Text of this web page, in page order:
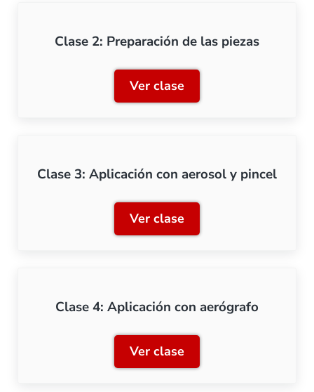
Clase 2: Preparación de las piezas
Ver claseClase 2: Preparación de
Clase 3: Aplicación con aerosol y pincel
Ver claseClase 3: Aplicación con
Clase 4: Aplicación con aerógrafo
Ver claseClase 4: Aplicación con